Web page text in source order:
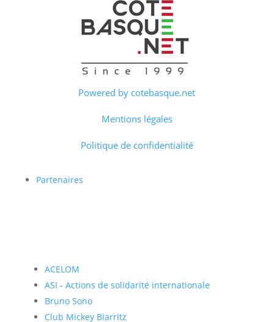
Powered by cotebasque.net
Mentions légales
Politique de confidentialité
Partenaires
ACELOM
ASI - Actions de solidarité internationale
Bruno Sono
Club Mickey Biarritz